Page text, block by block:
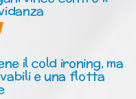
il cold ironing, ma
e una flotta